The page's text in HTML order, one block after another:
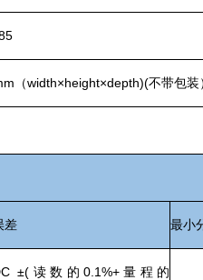
（width×height×depth)(不带包装
差 最小
±(读数的0.1%+量程的